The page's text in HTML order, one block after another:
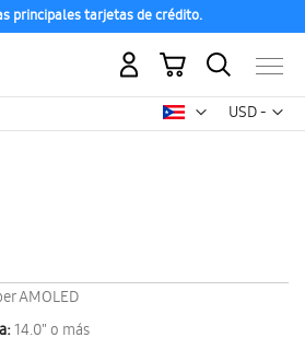
principales tarjetas de crédito.
USD -
dólar
Mi carrito
AMOLED
14.0" o más